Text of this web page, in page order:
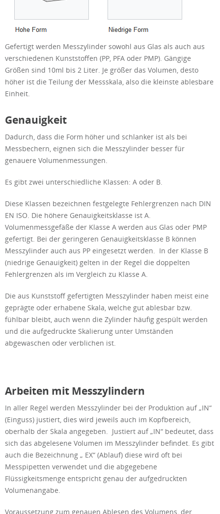
Gefertigt werden Messzylinder sowohl aus Glas als auch aus
verschiedenen Kunststoffen (PP, PFA oder PMP). Gängige
Größen sind 10ml bis 2 Liter. Je größer das Volumen, desto
höher ist die Teilung der Messskala, also die kleinste ablesbare
Einheit.
Genauigkeit
Dadurch, dass die Form höher und schlanker ist als bei
Messbechern, eignen sich die Messzylinder besser für
genauere Volumenmessungen.
Es gibt zwei unterschiedliche Klassen: A oder B.
Diese Klassen bezeichnen festgelegte Fehlergrenzen nach DIN
EN ISO. Die höhere Genauigkeitsklasse ist A.
Volumenmessgefäße der Klasse A werden aus Glas oder PMP
gefertigt. Bei der geringeren Genauigkeitsklasse B können
Messzylinder auch aus PP eingesetzt werden. In der Klasse B
(niedrige Genauigkeit) gelten in der Regel die doppelten
Fehlergrenzen als im Vergleich zu Klasse A.
Die aus Kunststoff gefertigten Messzylinder haben meist eine
geprägte oder erhabene Skala, welche gut ablesbar bzw.
fühlbar bleibt, auch wenn die Zylinder häufig gespült werden
und die aufgedruckte Skalierung unter Umständen
abgewaschen oder verblichen ist.
Arbeiten mit Messzylindern
In aller Regel werden Messzylinder bei der Produktion auf „IN“
(Einguss) justiert, dies wird jeweils auch im Kopfbereich,
oberhalb der Skala angegeben. Justiert auf „IN“ bedeutet, dass
sich das abgelesene Volumen im Messzylinder befindet. Es gibt
auch die Bezeichnung „ EX“ (Ablauf) diese wird oft bei
Messpipetten verwendet und die abgegebene
Flüssigkeitsmenge entspricht genau der aufgedruckten
Volumenangabe.
Voraussetzung zum genauen Ablesen des Volumens, der